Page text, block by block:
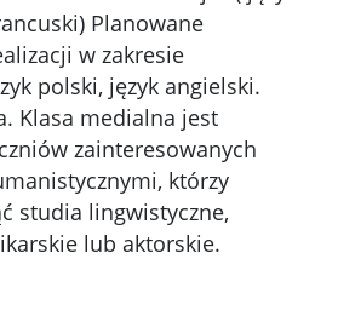
Planowane
w zakresie
polski, język angielski.
Klasa medialna jest
zainteresowanych
którzy
studia lingwistyczne,
lub aktorskie.